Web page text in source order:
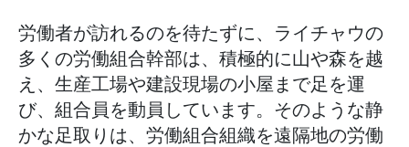
労働者が訪れるのを待たずに、ライチャウの
多くの労働組合幹部は、積極的に山や森を越
え、生産工場や建設現場の小屋まで足を運
び、組合員を動員しています。そのような静
かな足取りは、労働組合組織を遠隔地の労働